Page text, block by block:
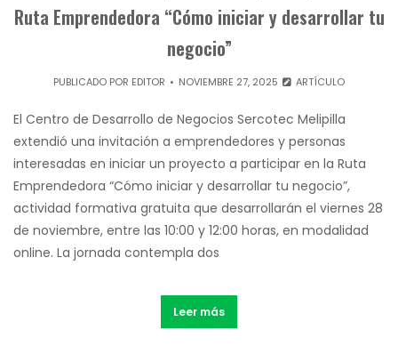
Ruta Emprendedora “Cómo iniciar y desarrollar tu
negocio”
PUBLICADO POR EDITOR NOVIEMBRE 27, 2025 ARTÍCULO
El Centro de Desarrollo de Negocios Sercotec Melipilla
extendió una invitación a emprendedores y personas
interesadas en iniciar un proyecto a participar en la Ruta
Emprendedora “Cómo iniciar y desarrollar tu negocio”,
actividad formativa gratuita que desarrollarán el viernes 28
de noviembre, entre las 10:00 y 12:00 horas, en modalidad
online. La jornada contempla dos
Leer más